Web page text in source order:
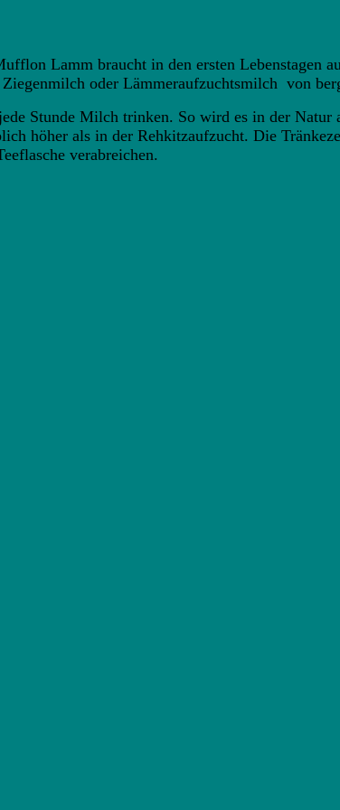
Lamm braucht in den ersten Lebenstagen
oder Lämmeraufzuchtsmilch von
Stunde Milch trinken. So wird es in der
höher als in der Rehkitzaufzucht. Die
verabreichen.